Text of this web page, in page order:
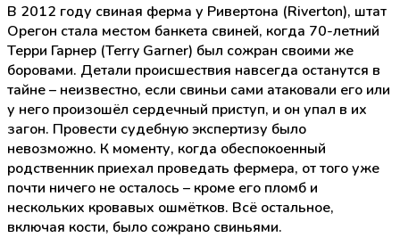
В 2012 году свиная ферма у Ривертона (Riverton), штат
Орегон стала местом банкета свиней, когда 70-летний
Терри Гарнер (Terry Garner) был сожран своими же
боровами. Детали происшествия навсегда останутся в
тайне – неизвестно, если свиньи сами атаковали его или
у него произошёл сердечный приступ, и он упал в их
загон. Провести судебную экспертизу было
невозможно. К моменту, когда обеспокоенный
родственник приехал проведать фермера, от того уже
почти ничего не осталось – кроме его пломб и
нескольких кровавых ошмётков. Всё остальное,
включая кости, было сожрано свиньями.